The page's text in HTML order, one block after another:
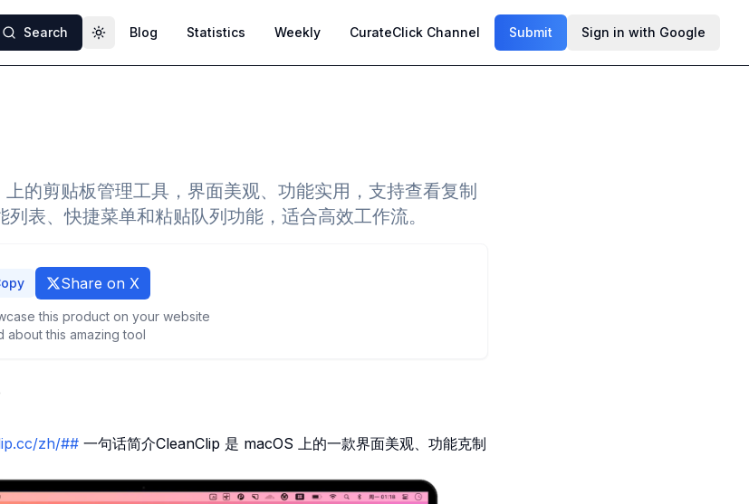
Search Toggle theme
Blog Statistics Weekly CurateClick Channel Submit Sign in with Google
的剪贴板管理工具，界面美观、功能实用，支持查看复制
表、快捷菜单和粘贴队列功能，适合高效工作流。
Share on X
this product on your website
about this amazing tool
zh/## 一句话简介CleanClip 是 macOS 上的一款界面美观、功能克制